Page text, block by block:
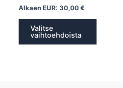
Alkaen EUR: 30,00€
Valitse
vaihtoehdoista